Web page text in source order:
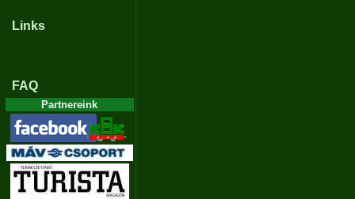
Links
FAQ
Partnereink